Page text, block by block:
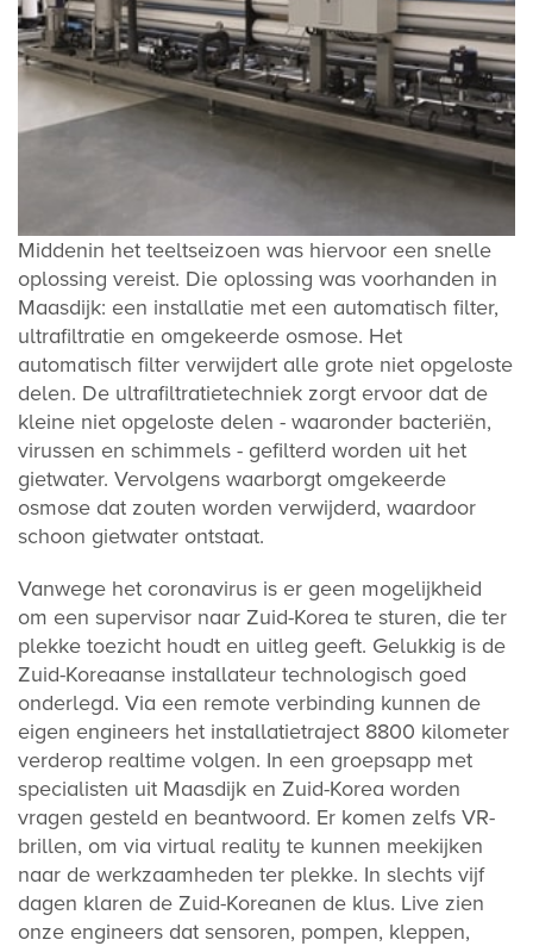
Middenin het teeltseizoen was hiervoor een snelle
oplossing vereist. Die oplossing was voorhanden in
Maasdijk: een installatie met een automatisch filter,
ultrafiltratie en omgekeerde osmose. Het
automatisch filter verwijdert alle grote niet opgeloste
delen. De ultrafiltratietechniek zorgt ervoor dat de
kleine niet opgeloste delen - waaronder bacteriën,
virussen en schimmels - gefilterd worden uit het
gietwater. Vervolgens waarborgt omgekeerde
osmose dat zouten worden verwijderd, waardoor
schoon gietwater ontstaat.
Vanwege het coronavirus is er geen mogelijkheid
om een supervisor naar Zuid-Korea te sturen, die ter
plekke toezicht houdt en uitleg geeft. Gelukkig is de
Zuid-Koreaanse installateur technologisch goed
onderlegd. Via een remote verbinding kunnen de
eigen engineers het installatietraject 8800 kilometer
verderop realtime volgen. In een groepsapp met
specialisten uit Maasdijk en Zuid-Korea worden
vragen gesteld en beantwoord. Er komen zelfs VR-
brillen, om via virtual reality te kunnen meekijken
naar de werkzaamheden ter plekke. In slechts vijf
dagen klaren de Zuid-Koreanen de klus. Live zien
onze engineers dat sensoren, pompen, kleppen,